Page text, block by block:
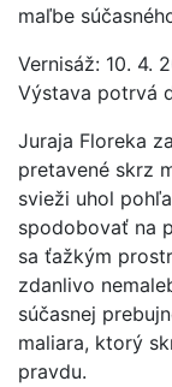
maľbe
Vernisáž: 10. 4.
Výstava potrvá
Juraja Floreka
pretavené skrz
svieži uhol
spodobovať na
sa ťažkým
zdanlivo
súčasnej
maliara, ktorý
pravdu.